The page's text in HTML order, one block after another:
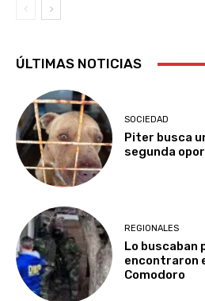
ÚLTIMAS NOTICIAS
SOCIEDAD
Piter busca
segunda
REGIONALES
Lo buscaban
encontraron
Comodoro